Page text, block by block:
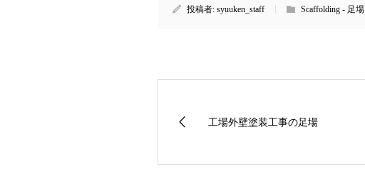
投稿者: syuuken_staff Scaffolding - 足場
工場外壁塗装工事の足場